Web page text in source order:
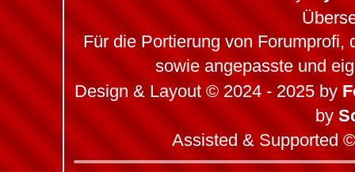
Für die Portierung von
sowie angepasste und
Design & Layout © 2024 - 2025 by
by
Assisted & Supported